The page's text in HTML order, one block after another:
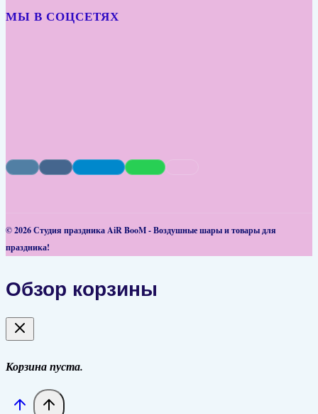
МЫ В СОЦСЕТЯХ
© 2026 Студия праздника AiR BooM - Воздушные шары и товары для
праздника!
Обзор корзины
Корзина пуста.